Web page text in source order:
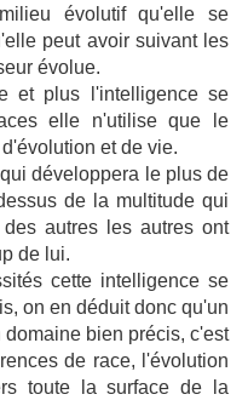
évolutif qu'elle se
peut avoir suivant les
évolue.
et plus l'intelligence se
elle n'utilise que le
et de vie.
développera le plus de
de la multitude qui
autres les autres ont
de lui.
cette intelligence se
on en déduit donc qu'un
bien précis, c'est
de race, l'évolution
toute la surface de la